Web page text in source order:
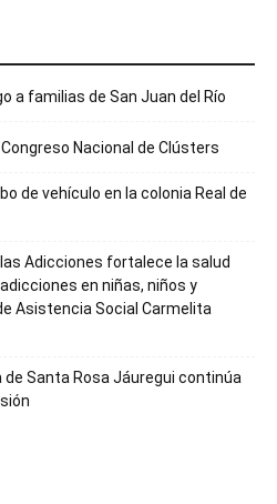
a familias de San Juan del Río
Nacional de Clústers
de vehículo en la colonia Real de
Adicciones fortalece la salud
en niñas, niños y
Asistencia Social Carmelita
de Santa Rosa Jáuregui continúa